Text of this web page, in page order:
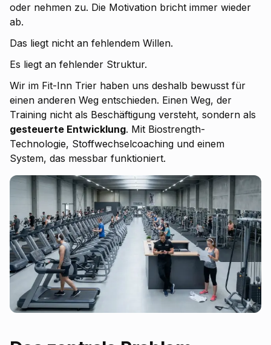
oder nehmen zu. Die Motivation bricht immer wieder
ab.
Das liegt nicht an fehlendem Willen.
Es liegt an fehlender Struktur.
Wir im Fit-Inn Trier haben uns deshalb bewusst für
einen anderen Weg entschieden. Einen Weg, der
Training nicht als Beschäftigung versteht, sondern als
gesteuerte Entwicklung. Mit Biostrength-
Technologie, Stoffwechselcoaching und einem
System, das messbar funktioniert.